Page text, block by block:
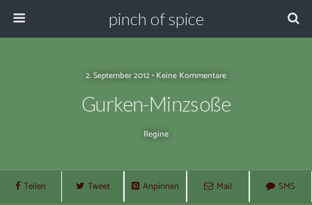
pinch of spice
2. September 2012 • Keine Kommentare
Gurken-Minzsoße
Regine
Teilen Tweet Anpinnen Mail SMS